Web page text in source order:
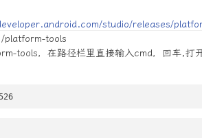
studio/releases/
platform-tools
tools，在路径栏里直接输入cmd，回车,打